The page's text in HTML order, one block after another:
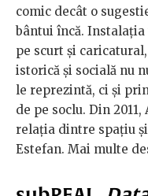
comic decât o
bântui încă. Instalația
pe scurt și
istorică și socială nu
le reprezintă, ci și
de pe soclu. Din
relația dintre spațiu
Estefan. Mai multe